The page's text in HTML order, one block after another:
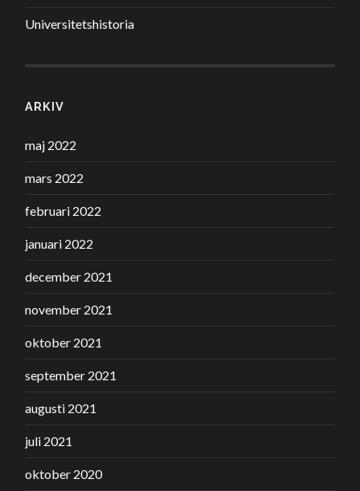
Universitetshistoria
ARKIV
maj 2022
mars 2022
februari 2022
januari 2022
december 2021
november 2021
oktober 2021
september 2021
augusti 2021
juli 2021
oktober 2020